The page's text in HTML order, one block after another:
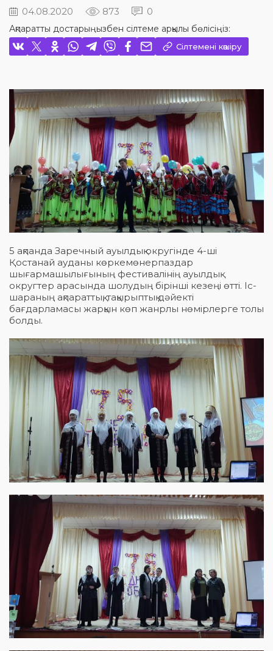
04.08.2020 873 0
Ақпаратты достарыңызбен сілтеме арқылы бөлісіңіз:
Сілтемені көшіру
5 ақпанда Заречный ауылдық округінде 4-ші
Қостанай ауданы көркемөнерпаздар
шығармашылығының фестивалінің ауылдық
округтер арасында шолудың бірінші кезеңі өтті. Іс-
шараның ақпараттық, тақырыптық дәйекті
бағдарламасы жарқын көп жанрлы нөмірлерге толы
болды.